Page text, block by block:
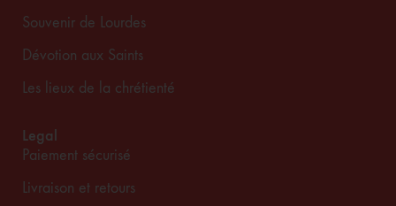
Souvenir de Lourdes
Dévotion aux Saints
Les lieux de la chrétienté
Legal
Paiement sécurisé
Livraison et retours